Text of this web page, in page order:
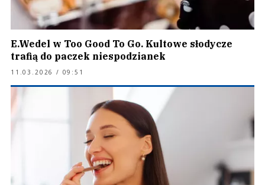
E.Wedel w Too Good To Go. Kultowe słodycze
trafią do paczek niespodzianek
11.03.2026 / 09:51